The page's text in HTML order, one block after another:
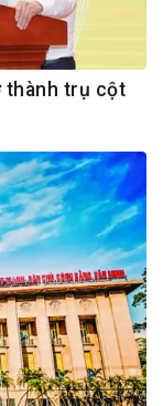
thành trụ cột